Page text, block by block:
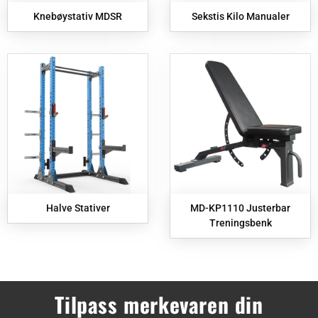
Knebøystativ MDSR Sekstis Kilo Manualer
Halve Stativer
MD-KP1110 Justerbar
Treningsbenk
Tilpass merkevaren din